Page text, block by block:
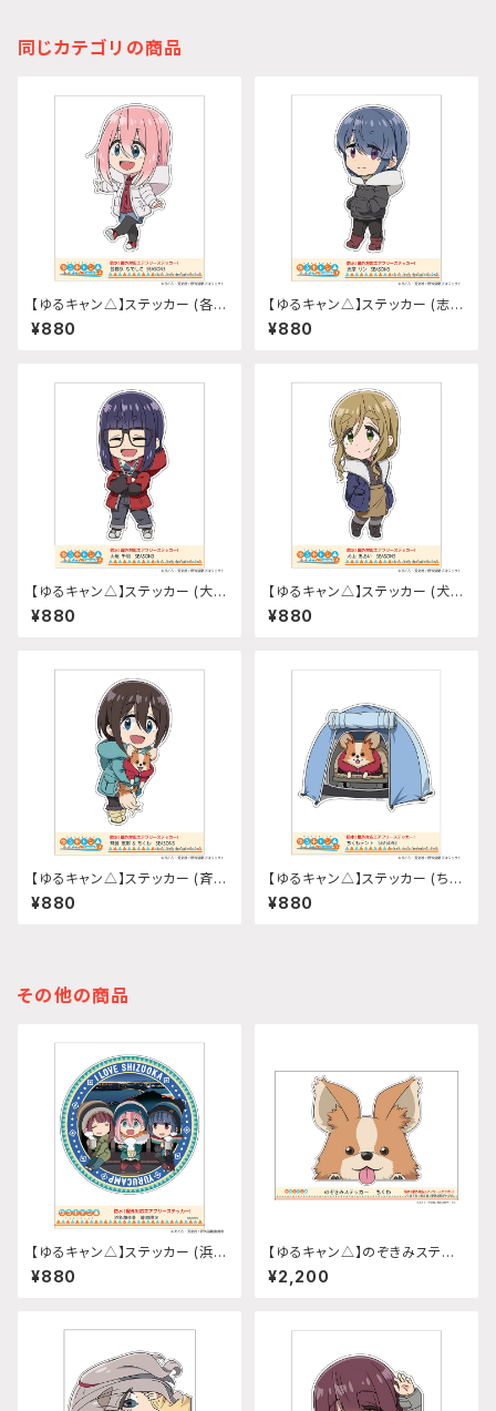
同じカテゴリの商品
【ゆるキャン△】ステッカー (各務
原なでしこ『SEASON3』)
¥880
【ゆるキャン△】ステッカー (志摩
リン『SEASON3』)
¥880
【ゆるキャン△】ステッカー (大垣
千明『SEASON3』)
¥880
【ゆるキャン△】ステッカー (犬山
あおい『SEASON3』)
¥880
【ゆるキャン△】ステッカー (斉藤
恵那『SEASON3』)
¥880
【ゆるキャン△】ステッカー (ちく
わテント『SEASON3』)
¥880
その他の商品
【ゆるキャン△】ステッカー (浜名
湖夜景 静岡限定)
¥880
【ゆるキャン△】のぞきみステッ
カー (ちくわ)A4サイズ
¥2,200